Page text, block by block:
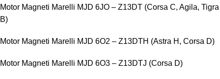
Motor Magneti Marelli MJD 6JO – Z13DT (Corsa C, Agila, Tigra
B)
Motor Magneti Marelli MJD 6O2 – Z13DTH (Astra H, Corsa D)
Motor Magneti Marelli MJD 6O3 – Z13DTJ (Corsa D)